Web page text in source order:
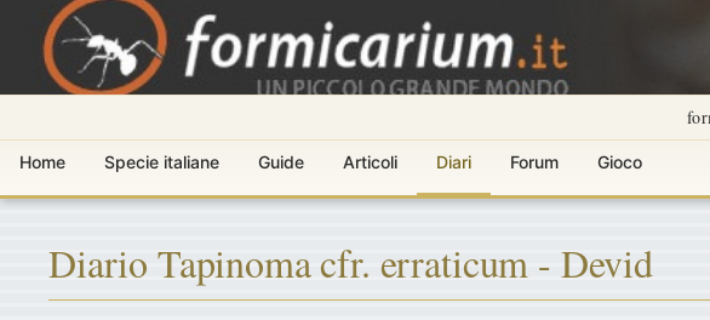
Home Specie italiane Guide Articoli Diari Forum Gioco
Diario Tapinoma cfr. erraticum - Devid